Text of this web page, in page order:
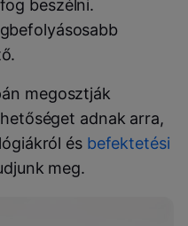
beszélni.
megosztják
adnak arra,
és befektetési
meg.